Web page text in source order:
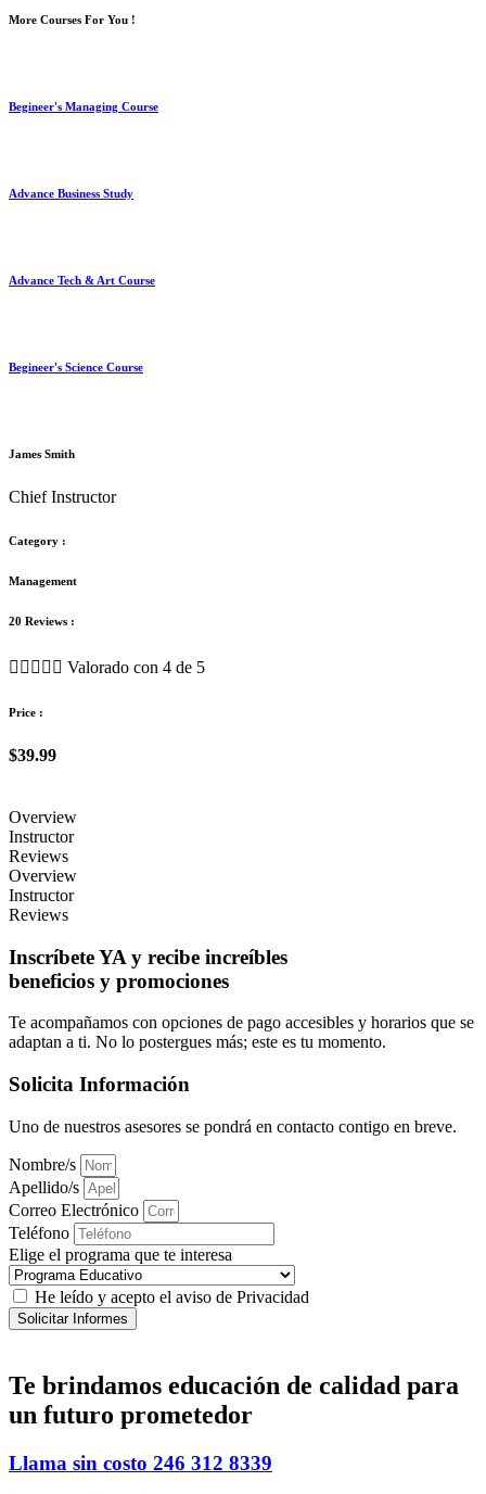
More Courses For You !
Begineer's Managing Course
Advance Business Study
Advance Tech & Art Course
Begineer's Science Course
James Smith
Chief Instructor
Category :
Management
20 Reviews :
     Valorado con 4 de 5
Price :
$39.99
Overview
Instructor
Reviews
Overview
Instructor
Reviews
Inscríbete YA y recibe increíbles
beneficios y promociones
Te acompañamos con opciones de pago accesibles y horarios que se
adaptan a ti. No lo postergues más; este es tu momento.
Solicita Información
Uno de nuestros asesores se pondrá en contacto contigo en breve.
Nombre/s
Apellido/s
Correo Electrónico
Teléfono
Elige el programa que te interesa
He leído y acepto el aviso de Privacidad
Solicitar Informes
Te brindamos educación de calidad para
un futuro prometedor
Llama sin costo 246 312 8339